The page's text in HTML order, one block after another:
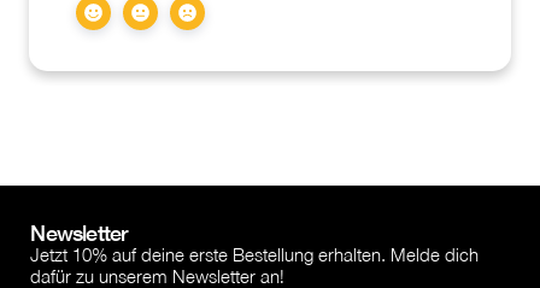
Newsletter
Jetzt 10% auf deine erste Bestellung erhalten. Melde dich
dafür zu unserem Newsletter an!